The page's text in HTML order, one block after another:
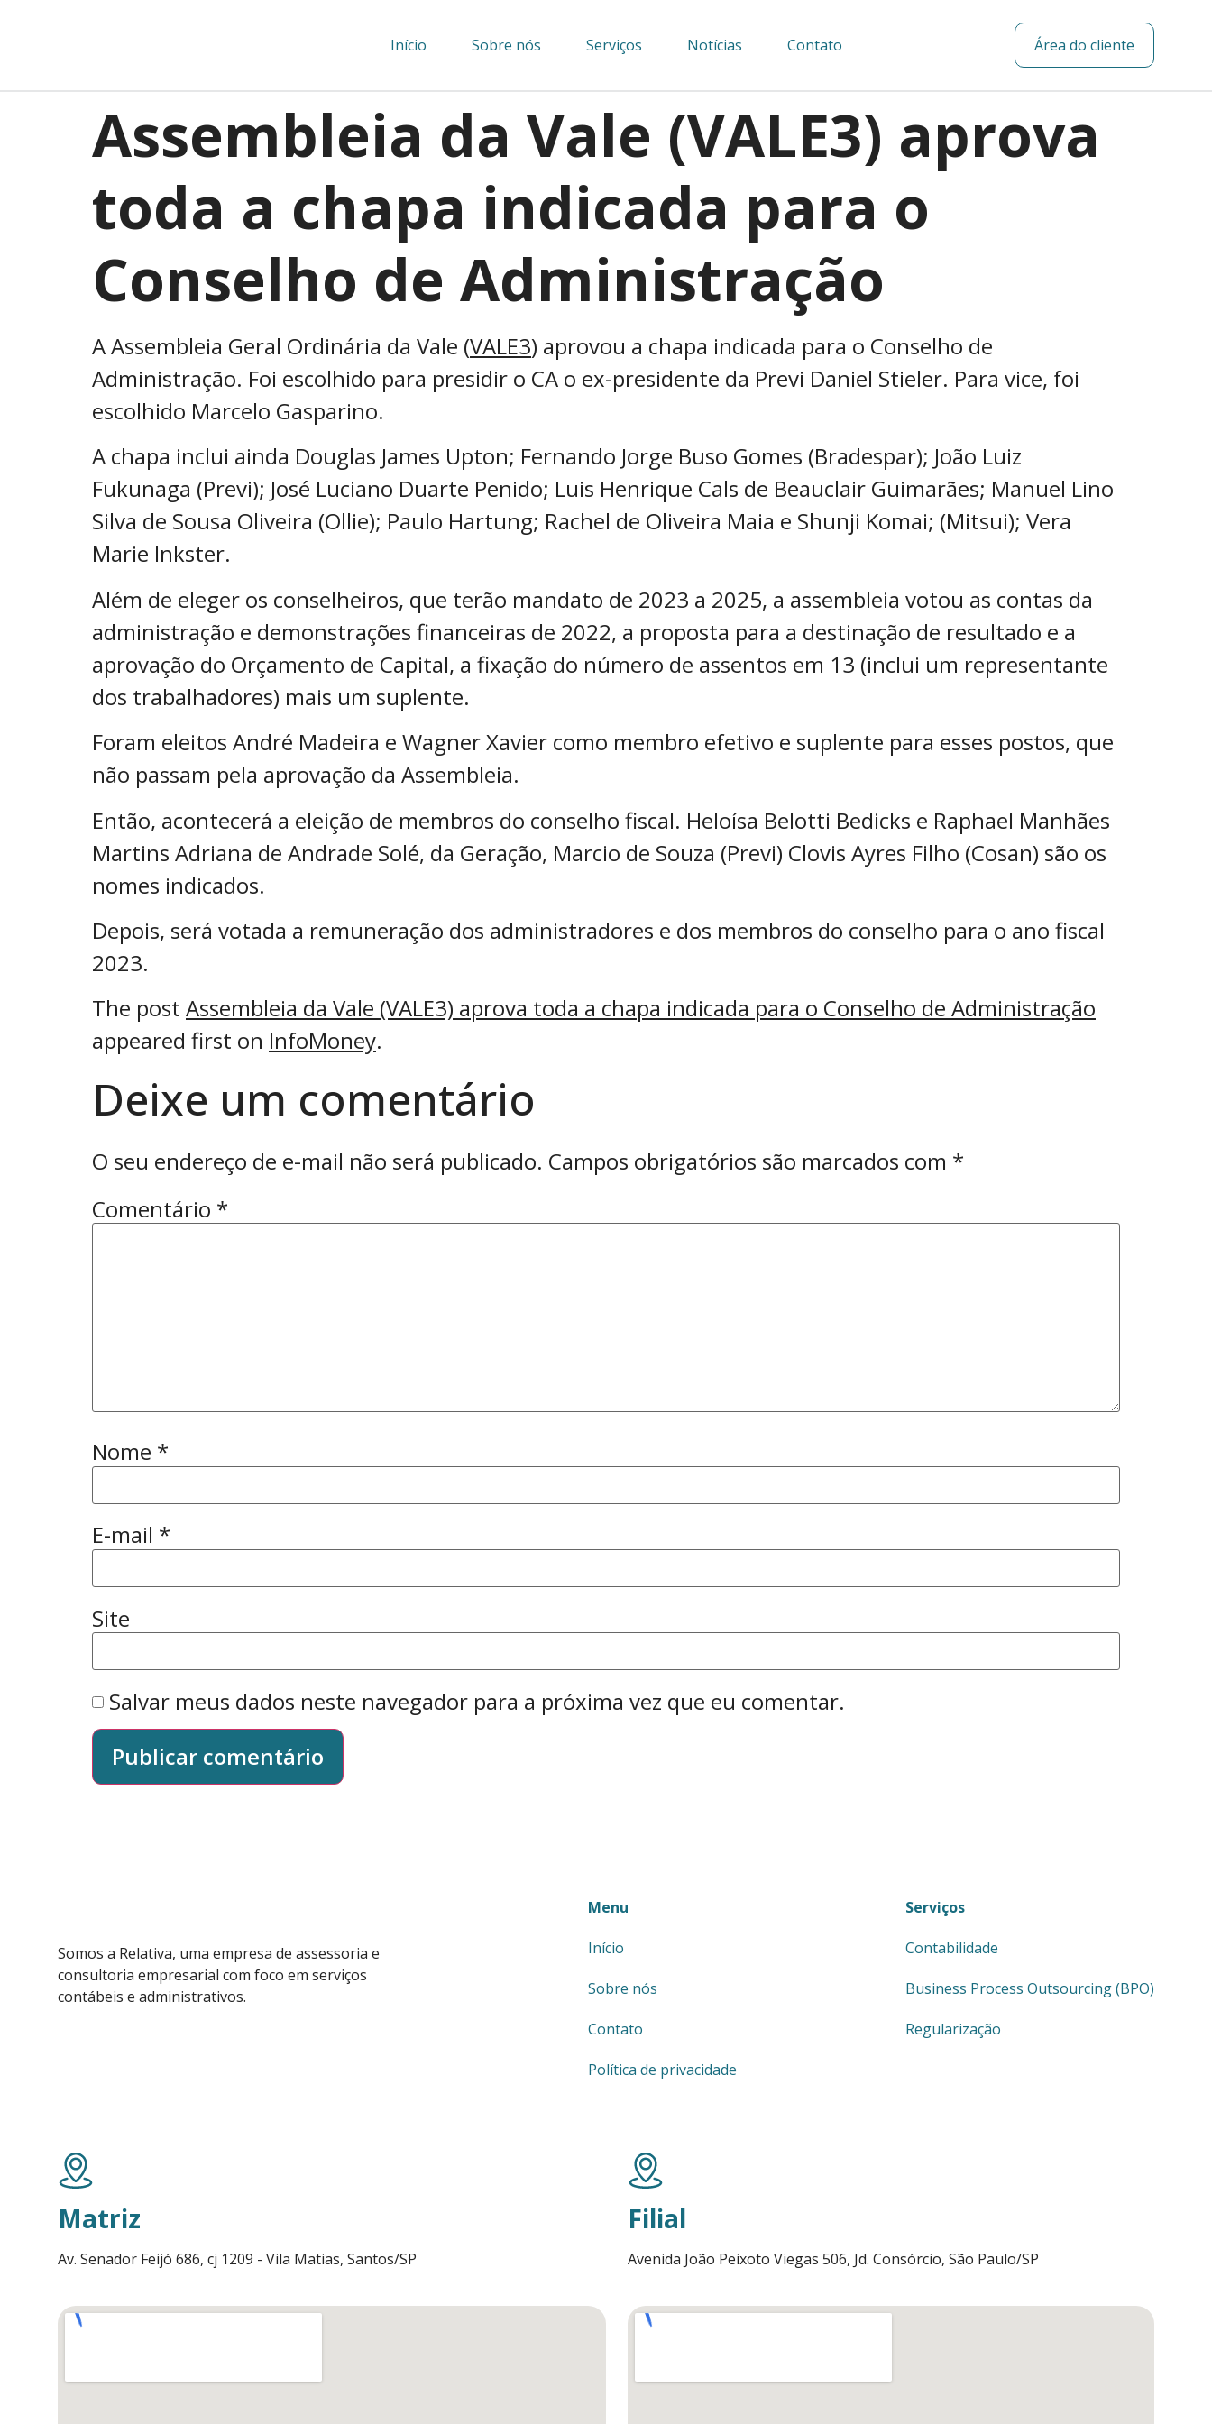
Área do cliente
Início Sobre nós Serviços Notícias Contato
Assembleia da Vale (VALE3) aprova
toda a chapa indicada para o
Conselho de Administração
A Assembleia Geral Ordinária da Vale (VALE3) aprovou a chapa indicada para o Conselho de
Administração. Foi escolhido para presidir o CA o ex-presidente da Previ Daniel Stieler. Para vice, foi
escolhido Marcelo Gasparino.
A chapa inclui ainda Douglas James Upton; Fernando Jorge Buso Gomes (Bradespar); João Luiz
Fukunaga (Previ); José Luciano Duarte Penido; Luis Henrique Cals de Beauclair Guimarães; Manuel Lino
Silva de Sousa Oliveira (Ollie); Paulo Hartung; Rachel de Oliveira Maia e Shunji Komai; (Mitsui); Vera
Marie Inkster.
Além de eleger os conselheiros, que terão mandato de 2023 a 2025, a assembleia votou as contas da
administração e demonstrações financeiras de 2022, a proposta para a destinação de resultado e a
aprovação do Orçamento de Capital, a fixação do número de assentos em 13 (inclui um representante
dos trabalhadores) mais um suplente.
Foram eleitos André Madeira e Wagner Xavier como membro efetivo e suplente para esses postos, que
não passam pela aprovação da Assembleia.
Então, acontecerá a eleição de membros do conselho fiscal. Heloísa Belotti Bedicks e Raphael Manhães
Martins Adriana de Andrade Solé, da Geração, Marcio de Souza (Previ) Clovis Ayres Filho (Cosan) são os
nomes indicados.
Depois, será votada a remuneração dos administradores e dos membros do conselho para o ano fiscal
2023.
The post Assembleia da Vale (VALE3) aprova toda a chapa indicada para o Conselho de Administração
appeared first on InfoMoney.
Deixe um comentário
O seu endereço de e-mail não será publicado. Campos obrigatórios são marcados com *
Comentário *
Nome *
E-mail *
Site
Salvar meus dados neste navegador para a próxima vez que eu comentar.
Somos a Relativa, uma empresa de assessoria e
consultoria empresarial com foco em serviços
contábeis e administrativos.
Menu
Início
Sobre nós
Contato
Política de privacidade
Serviços
Contabilidade
Business Process Outsourcing (BPO)
Regularização
Matriz
Av. Senador Feijó 686, cj 1209 - Vila Matias, Santos/SP
Filial
Avenida João Peixoto Viegas 506, Jd. Consórcio, São Paulo/SP